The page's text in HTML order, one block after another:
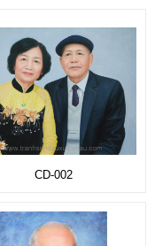
CD-002